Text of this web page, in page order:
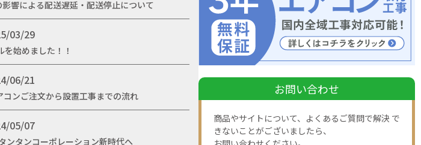
影響による配送遅延・配送停止について
03/29
始めました！！
06/21
コンご注文から設置工事までの流れ
05/07
ンタンコーポレーション新時代へ
お問い合わせ
商品やサイトについて、よくあるご質問で解決 で
きないことがございましたら、